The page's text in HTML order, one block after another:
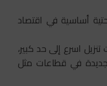
أساسية في اقتصاد
اسرع إلى حد كبير،
جديدة في قطاعات مثل